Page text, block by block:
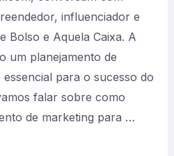
influenciador e
Bolso e Aquela Caixa. A
um planejamento de
para o sucesso do
falar sobre como
de marketing para …